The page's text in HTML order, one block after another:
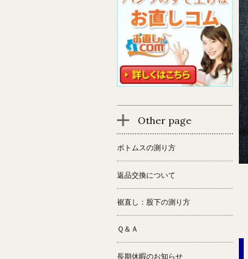
Other page
ボトムスの測り方
返品交換について
裾直し：股下の測り方
Ｑ＆Ａ
長期休暇のお知らせ